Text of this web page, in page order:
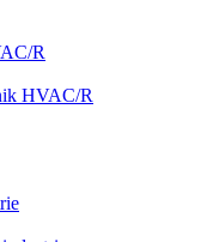
R
HVAC/R